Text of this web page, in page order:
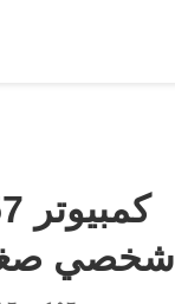
شخصي صغير